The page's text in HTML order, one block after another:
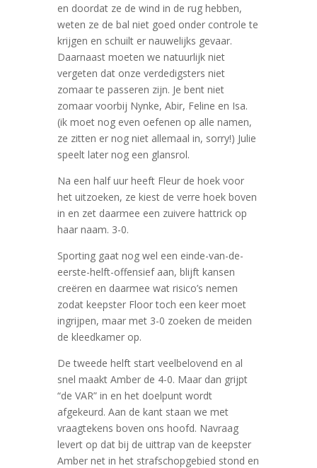
en doordat ze de wind in de rug hebben,
weten ze de bal niet goed onder controle te
krijgen en schuilt er nauwelijks gevaar.
Daarnaast moeten we natuurlijk niet
vergeten dat onze verdedigsters niet
zomaar te passeren zijn. Je bent niet
zomaar voorbij Nynke, Abir, Feline en Isa.
(ik moet nog even oefenen op alle namen,
ze zitten er nog niet allemaal in, sorry!) Julie
speelt later nog een glansrol.
Na een half uur heeft Fleur de hoek voor
het uitzoeken, ze kiest de verre hoek boven
in en zet daarmee een zuivere hattrick op
haar naam. 3-0.
Sporting gaat nog wel een einde-van-de-
eerste-helft-offensief aan, blijft kansen
creëren en daarmee wat risico’s nemen
zodat keepster Floor toch een keer moet
ingrijpen, maar met 3-0 zoeken de meiden
de kleedkamer op.
De tweede helft start veelbelovend en al
snel maakt Amber de 4-0. Maar dan grijpt
“de VAR” in en het doelpunt wordt
afgekeurd. Aan de kant staan we met
vraagtekens boven ons hoofd. Navraag
levert op dat bij de uittrap van de keepster
Amber net in het strafschopgebied stond en